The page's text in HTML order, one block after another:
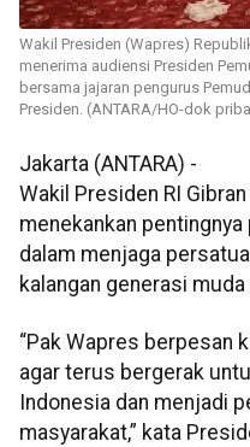
Wakil Presiden (Wapres)
menerima audiensi Presiden
bersama jajaran pengurus
Presiden. (ANTARA/HO-dok
Jakarta (ANTARA) -
Wakil Presiden RI
menekankan
dalam menjaga
kalangan generasi
“Pak Wapres berpesan
agar terus bergerak
Indonesia dan menjadi
masyarakat,” kata